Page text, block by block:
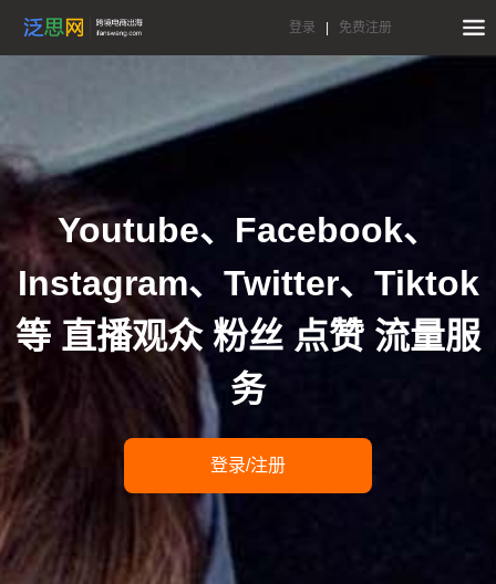
登录 免费注册
Youtube、Facebook、
Instagram、Twitter、Tiktok
等 直播观众 粉丝 点赞 流量服
务
登录/注册